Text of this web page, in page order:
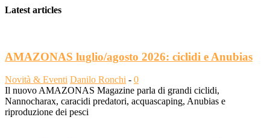
Latest articles
AMAZONAS luglio/agosto 2026: ciclidi e Anubias
Novità & Eventi Danilo Ronchi - 0
Il nuovo AMAZONAS Magazine parla di grandi ciclidi,
Nannocharax, caracidi predatori, acquascaping, Anubias e
riproduzione dei pesci